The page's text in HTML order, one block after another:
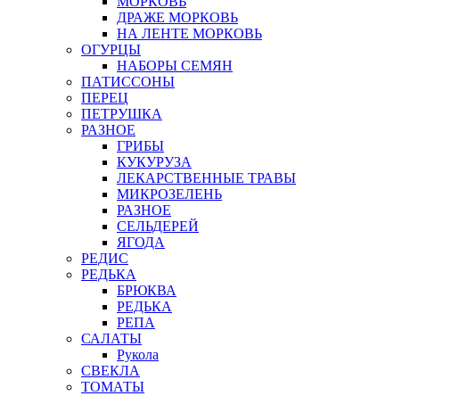
ДРАЖЕ МОРКОВЬ
НА ЛЕНТЕ МОРКОВЬ
ОГУРЦЫ
НАБОРЫ СЕМЯН
ПАТИССОНЫ
ПЕРЕЦ
ПЕТРУШКА
РАЗНОЕ
ГРИБЫ
КУКУРУЗА
ЛЕКАРСТВЕННЫЕ ТРАВЫ
МИКРОЗЕЛЕНЬ
РАЗНОЕ
СЕЛЬДЕРЕЙ
ЯГОДА
РЕДИС
РЕДЬКА
БРЮКВА
РЕДЬКА
РЕПА
САЛАТЫ
Рукола
СВЕКЛА
ТОМАТЫ